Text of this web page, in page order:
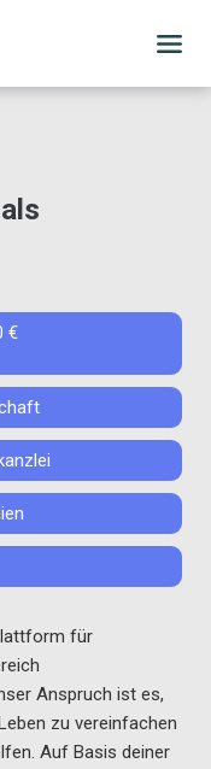
€
für
Anspruch ist es,
zu vereinfachen
Auf Basis deiner